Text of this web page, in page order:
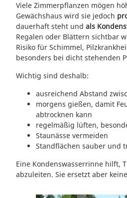
Viele Zimmerpflanzen mögen
Gewächshaus wird sie jedoch
dauerhaft steht und als
Regalen oder Blättern sichtbar
Risiko für Schimmel,
besonders bei dicht stehenden
Wichtig sind deshalb:
ausreichend Abstand
morgens gießen, damit
abtrocknen kann
regelmäßig lüften,
Staunässe vermeiden
Standflächen sauber und
Eine Kondenswasserrinne hilft,
abzuleiten. Sie ersetzt aber